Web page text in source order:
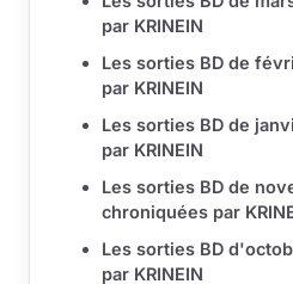
par KRINEIN
Les sorties BD de
par KRINEIN
Les sorties BD de
par KRINEIN
Les sorties BD de
chroniquées par
Les sorties BD
par KRINEIN